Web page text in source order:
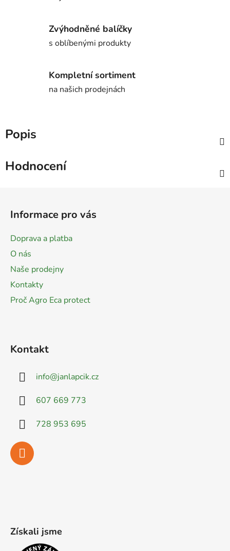
Zvýhodněné balíčky
s oblíbenými produkty
Kompletní sortiment
na našich prodejnách
Popis
Hodnocení
Informace pro vás
Doprava a platba
O nás
Naše prodejny
Kontakty
Proč Agro Eca protect
Kontakt
info@janlapcik.cz
607 669 773
728 953 695
Získali jsme